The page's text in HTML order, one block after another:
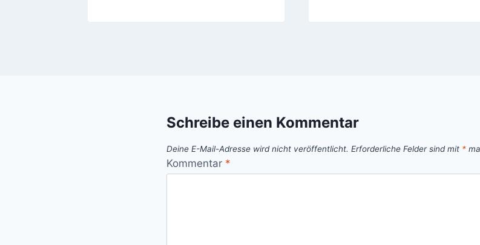
Schreibe einen Kommentar
Deine E-Mail-Adresse wird nicht veröffentlicht. Erforderliche Felder sind mit *
Kommentar *